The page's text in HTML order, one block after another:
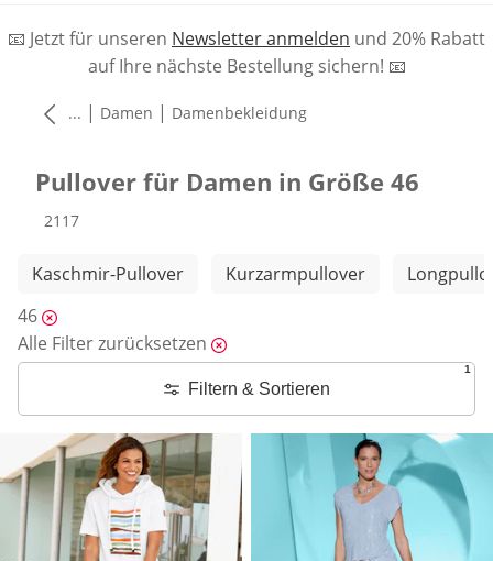
📧 Jetzt für unseren Newsletter anmelden und 20% Rabatt
auf Ihre nächste Bestellung sichern! 📧
... | Damen | Damenbekleidung
Pullover für Damen in Größe 46
Produkte
2117
Weitere Kategorien überspringen
Kaschmir-Pullover Kurzarmpullover
46
Alle Filter zurücksetzen
Filtern & Sortieren
1